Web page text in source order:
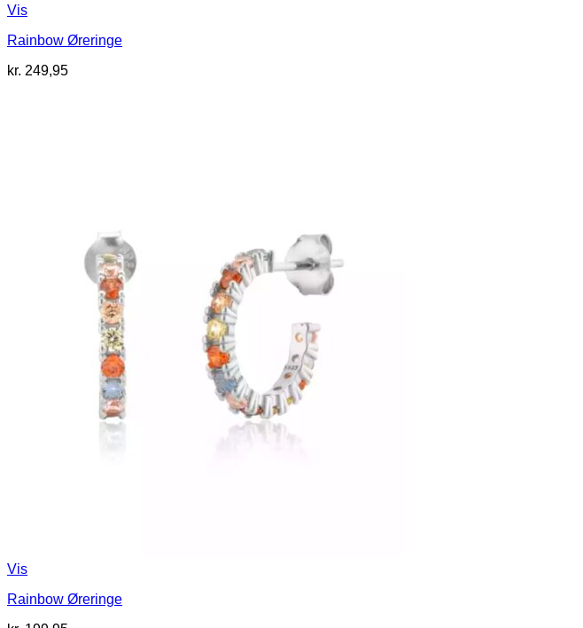
Vis
Rainbow Øreringe
kr. 249,95
Vis
Rainbow Øreringe